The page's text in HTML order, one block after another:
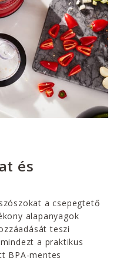
és
a csepegtető
alapanyagok
teszi
a praktikus
BPA-mentes